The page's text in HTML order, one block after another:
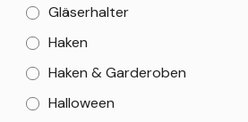
Gläserhalter
Haken
Haken & Garderoben
Halloween